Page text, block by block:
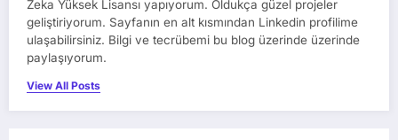
Zeka Yüksek Lisansı yapıyorum. Oldukça güzel projeler
geliştiriyorum. Sayfanın en alt kısmından Linkedin profilime
ulaşabilirsiniz. Bilgi ve tecrübemi bu blog üzerinde üzerinde
paylaşıyorum.
View All Posts